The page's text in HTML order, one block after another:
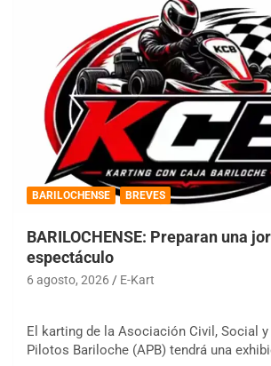
BARILOCHENSE BREVES
BARILOCHENSE: Preparan una
espectáculo
6 agosto, 2026 E-Kart
El karting de la Asociación Civil, Social
Pilotos Bariloche (APB) tendrá una